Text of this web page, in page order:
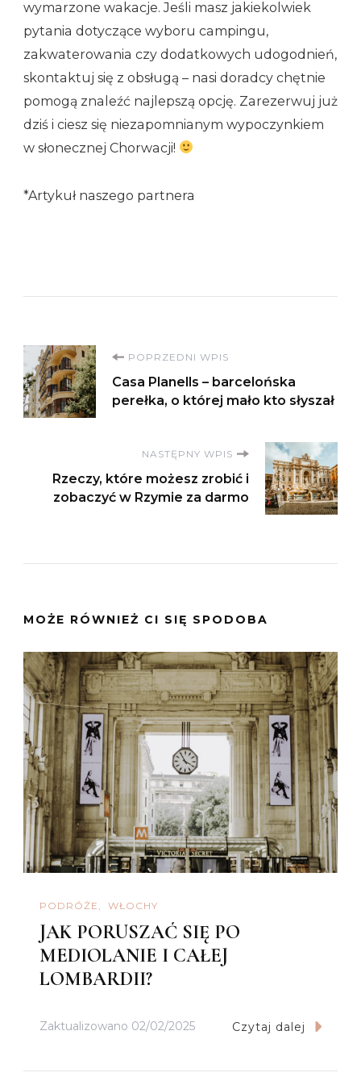
wymarzone wakacje. Jeśli masz jakiekolwiek
pytania dotyczące wyboru campingu,
zakwaterowania czy dodatkowych udogodnień,
skontaktuj się z obsługą – nasi doradcy chętnie
pomogą znaleźć najlepszą opcję. Zarezerwuj już
dziś i ciesz się niezapomnianym wypoczynkiem
w słonecznej Chorwacji!
*Artykuł naszego partnera
Nawigacja
wpisu
POPRZEDNI WPIS
Casa Planells – barcelońska
perełka, o której mało kto słyszał
NASTĘPNY WPIS
Rzeczy, które możesz zrobić i
zobaczyć w Rzymie za darmo
MOŻE RÓWNIEŻ CI SIĘ SPODOBA
PODRÓŻE WŁOCHY
JAK PORUSZAĆ SIĘ PO
MEDIOLANIE I CAŁEJ
LOMBARDII?
Zaktualizowano 02/02/2025 Czytaj dalej